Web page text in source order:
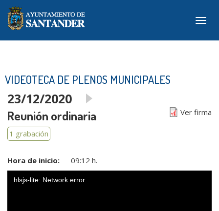
Pasar
contenido
VIDEOTECA DE PLENOS MUNICIPALES
23/12/2020
Reunión ordinaria Ver firma
1 grabación
Hora de inicio: 09:12 h.
hlsjs-lite: Network error